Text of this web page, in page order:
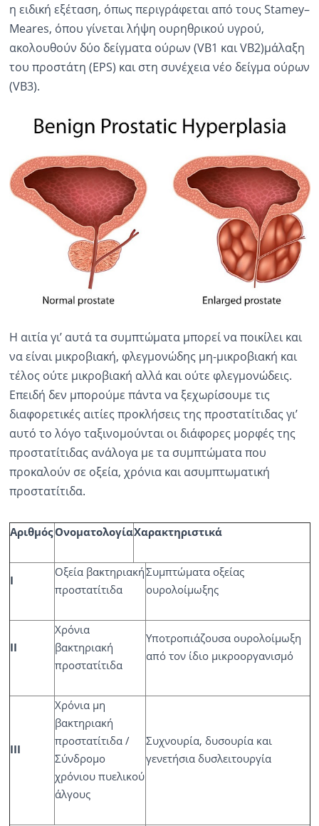
η ειδική εξέταση, όπως περιγράφεται από τους Stamey–
Meares, όπου γίνεται λήψη ουρηθρικού υγρού,
ακολουθούν δύο δείγματα ούρων (VB1 και VB2)μάλαξη
του προστάτη (EPS) και στη συνέχεια νέο δείγμα ούρων
(VB3).
Η αιτία γι’ αυτά τα συμπτώματα μπορεί να ποικίλει και
να είναι μικροβιακή, φλεγμονώδης μη-μικροβιακή και
τέλος ούτε μικροβιακή αλλά και ούτε φλεγμονώδεις.
Επειδή δεν μπορούμε πάντα να ξεχωρίσουμε τις
διαφορετικές αιτίες προκλήσεις της προστατίτιδας γι’
αυτό το λόγο ταξινομούνται οι διάφορες μορφές της
προστατίτιδας ανάλογα με τα συμπτώματα που
προκαλούν σε οξεία, χρόνια και ασυμπτωματική
προστατίτιδα.
Αριθμός ΟνοματολογίαΧαρακτηριστικά
I
Οξεία βακτηριακή
προστατίτιδα
Συμπτώματα οξείας
ουρολοίμωξης
II
Χρόνια
βακτηριακή
προστατίτιδα
Υποτροπιάζουσα ουρολοίμωξη
από τον ίδιο μικροοργανισμό
III
Χρόνια μη
βακτηριακή
προστατίτιδα /
Σύνδρομο
χρόνιου πυελικού
άλγους
Συχνουρία, δυσουρία και
γενετήσια δυσλειτουργία